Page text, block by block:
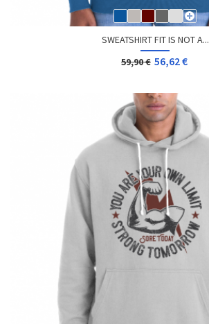
SWEATSHIRT FIT IS NOT A...
59,90 € 56,62 €